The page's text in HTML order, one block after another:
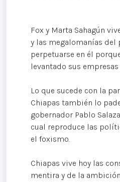
Fox y Marta Sahagún
y las megalomanías del
perpetuarse en él
levantado sus
Lo que sucede con la
Chiapas también lo
gobernador Pablo
cual reproduce las
el foxismo.
Chiapas vive hoy las
mentira y de la